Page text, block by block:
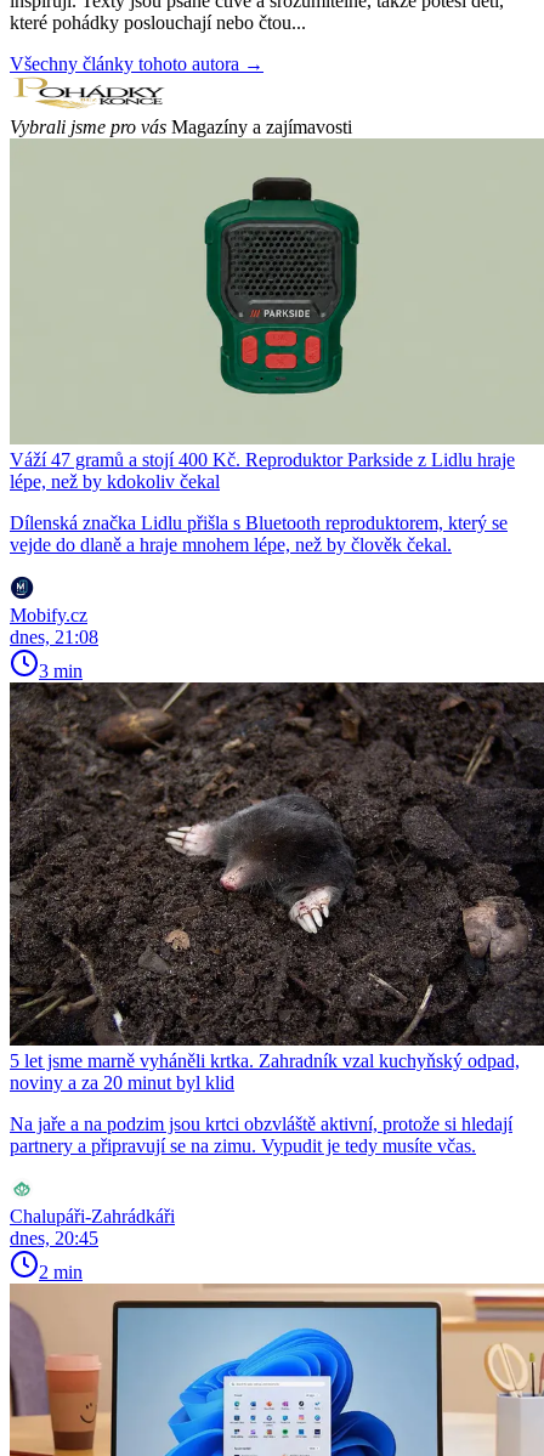
které pohádky poslouchají nebo čtou...
Všechny články tohoto autora →
Vybrali jsme pro vás Magazíny a zajímavosti
Váží 47 gramů a stojí 400 Kč. Reproduktor Parkside z Lidlu hraje
lépe, než by kdokoliv čekal
Dílenská značka Lidlu přišla s Bluetooth reproduktorem, který se
vejde do dlaně a hraje mnohem lépe, než by člověk čekal.
Mobify.cz
dnes, 21:08
3 min
5 let jsme marně vyháněli krtka. Zahradník vzal kuchyňský odpad,
noviny a za 20 minut byl klid
Na jaře a na podzim jsou krtci obzvláště aktivní, protože si hledají
partnery a připravují se na zimu. Vypudit je tedy musíte včas.
Chalupáři-Zahrádkáři
dnes, 20:45
2 min